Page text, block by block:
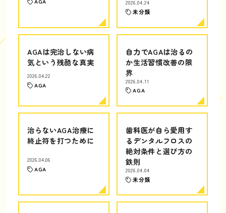
2026.04.24
未分類
AGAは完治しない病
気という残酷な真実
2026.04.22
AGA
自力でAGAは治るの
か生活習慣改善の限
界
2026.04.11
AGA
治らないAGA治療に
終止符を打つために
2026.04.06
AGA
歯科医が自ら愛用す
るデンタルフロスの
絶対条件と選び方の
鉄則
2026.04.04
未分類